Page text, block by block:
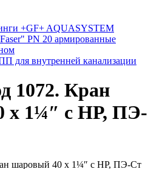
+GF+ AQUASYSTEM
PN 20 армированные
для внутренней канализации
1072. Кран
х 1¼″ с НР, ПЭ-